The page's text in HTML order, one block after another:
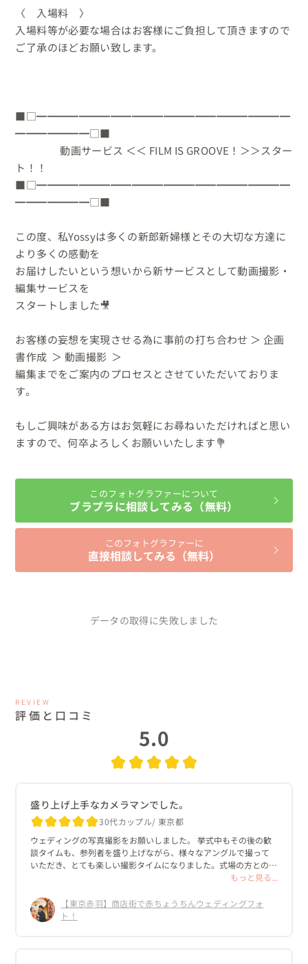
〈　入場料　〉
入場料等が必要な場合はお客様にご負担して頂きますので
ご了承のほどお願い致します。
■□━━━━━━━━━━━━━━━━━━━━━━━━
━━━━━━━□■
動画サービス ＜＜ FILM IS GROOVE！＞＞スター
ト！！
■□━━━━━━━━━━━━━━━━━━━━━━━━
━━━━━━━□■
この度、私Yossyは多くの新郎新婦様とその大切な方達に
より多くの感動を
お届けしたいという想いから新サービスとして動画撮影・
編集サービスを
スタートしました🎥
お客様の妄想を実現させる為に事前の打ち合わせ ＞ 企画
書作成  ＞ 動画撮影  ＞
編集までをご案内のプロセスとさせていただいておりま
す。
もしご興味がある方はお気軽にお尋ねいただければと思い
ますので、何卒よろしくお願いいたします💐
このフォトグラファーについて
ブラプラに相談してみる（無料）
このフォトグラファーに
直接相談してみる（無料）
データの取得に失敗しました
REVIEW
評価と口コミ
5.0
盛り上げ上手なカメラマンでした。
30代カップル 東京都
ウェディングの写真撮影をお願いしました。 挙式中もその後の歓
談タイムも、参列者を盛り上げながら、様々なアングルで撮って
いただき、とても楽しい撮影タイムになりました。式場の方との連
携も素晴らしく、笑顔がとても素敵なカメラマンさんで、お願い
いと思います！！
もっと見る...
【東京赤羽】商店街で赤ちょうちんウェディングフォ
ト！